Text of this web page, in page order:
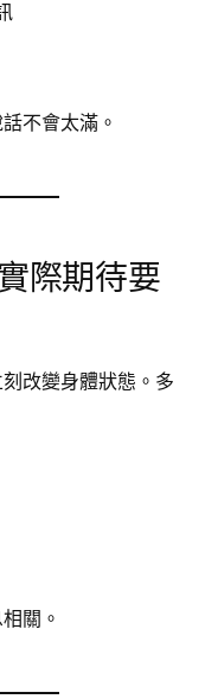
不會太滿。
際期待要
改變身體狀態。多
關。